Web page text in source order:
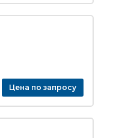
Цена по запросу